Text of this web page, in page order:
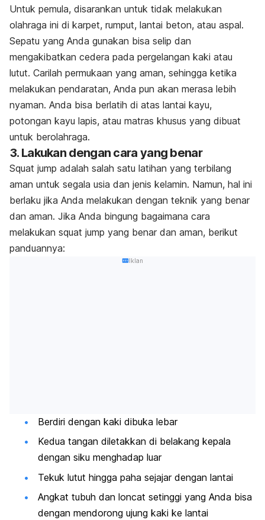
Untuk pemula, disarankan untuk tidak melakukan
olahraga ini di karpet, rumput, lantai beton, atau aspal.
Sepatu yang Anda gunakan bisa selip dan
mengakibatkan cedera pada pergelangan kaki atau
lutut. Carilah permukaan yang aman, sehingga ketika
melakukan pendaratan, Anda pun akan merasa lebih
nyaman. Anda bisa berlatih di atas lantai kayu,
potongan kayu lapis, atau matras khusus yang dibuat
untuk berolahraga.
3. Lakukan dengan cara yang benar
Squat jump adalah salah satu latihan yang terbilang
aman untuk segala usia dan jenis kelamin. Namun, hal ini
berlaku jika Anda melakukan dengan teknik yang benar
dan aman. Jika Anda bingung bagaimana cara
melakukan squat jump yang benar dan aman, berikut
panduannya:
Iklan
Berdiri dengan kaki dibuka lebar
Kedua tangan diletakkan di belakang kepala
dengan siku menghadap luar
Tekuk lutut hingga paha sejajar dengan lantai
Angkat tubuh dan loncat setinggi yang Anda bisa
dengan mendorong ujung kaki ke lantai